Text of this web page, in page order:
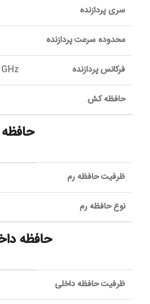
سری پردازنده
محدوده سرعت پردازنده
فرکانس پردازنده
حافظه کش
حافظه
ظرفیت حافظه رم
نوع حافظه رم
حافظه
ظرفیت حافظه داخلی